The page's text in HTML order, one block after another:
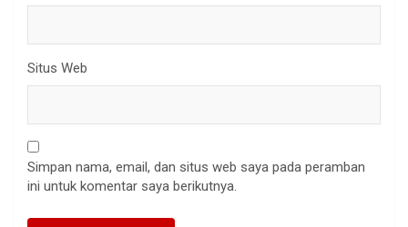
Situs Web
Simpan nama, email, dan situs web saya pada peramban
ini untuk komentar saya berikutnya.